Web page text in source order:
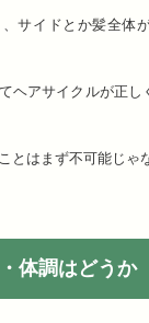
サイドとか髪全体
ヘアサイクルが正
とはまず不可能じゃ
体調はどうか